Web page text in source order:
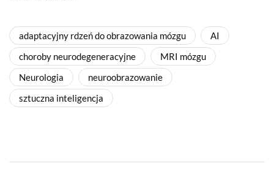
adaptacyjny rdzeń do obrazowania mózgu
AI
choroby neurodegeneracyjne
MRI mózgu
Neurologia
neuroobrazowanie
sztuczna inteligencja